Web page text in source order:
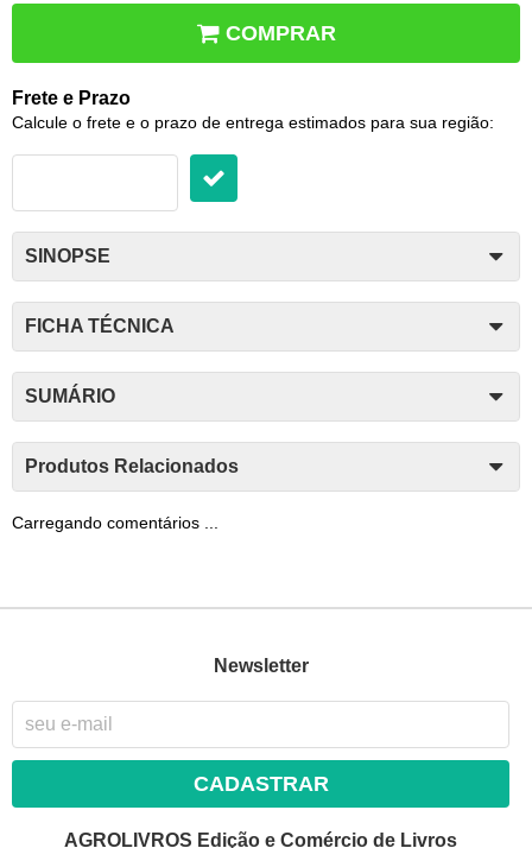
COMPRAR
Frete e Prazo
Calcule o frete e o prazo de entrega estimados para sua região:
SINOPSE
FICHA TÉCNICA
SUMÁRIO
Produtos Relacionados
Carregando comentários ...
Newsletter
CADASTRAR
AGROLIVROS Edição e Comércio de Livros